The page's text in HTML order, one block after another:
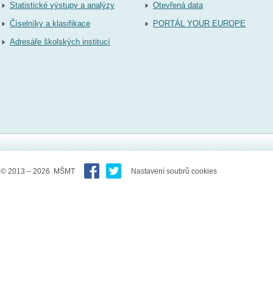
Statistické výstupy a analýzy
Číselníky a klasifikace
Adresáře školských institucí
Otevřená data
PORTÁL YOUR EUROPE
© 2013 – 2026 MŠMT Nastavení soubrů cookies